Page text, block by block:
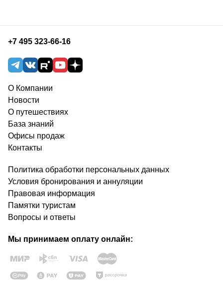
+7 495 323-66-16
О Компании
Новости
О путешествиях
База знаний
Офисы продаж
Контакты
Политика обработки персональных данных
Условия бронирования и аннуляции
Правовая информация
Памятки туристам
Вопросы и ответы
Мы принимаем оплату онлайн: